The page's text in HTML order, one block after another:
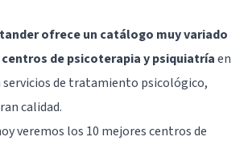
ofrece un catálogo muy variado
de psicoterapia y psiquiatríaen
servicios de tratamiento psicológico,
calidad.
veremos los 10 mejores centros de